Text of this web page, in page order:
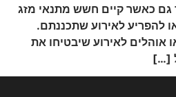
גם כאשר קיים חשש מתנאי מזג
להפריע לאירוע שתכננתם.
אוהלים לאירוע שיבטיחו את
[…]